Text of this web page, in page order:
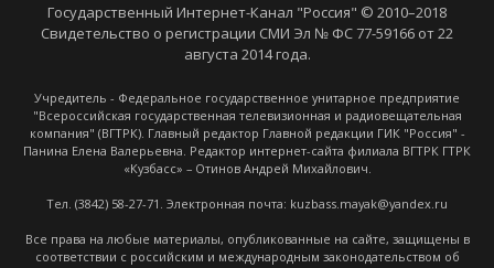
Государственный Интернет-Канал "Россия" © 2010–2018
Свидетельство о регистрации СМИ Эл № ФС 77-59166 от 22
августа 2014 года.
Учредитель - Федеральное государственное унитарное предприятие
"Всероссийская государственная телевизионная и радиовещательная
компания" (ВГТРК). Главный редактор Главной редакции ГИК "Россия" -
Панина Елена Валерьевна. Редактор интернет-сайта филиала ВГТРК ГТРК
«Кузбасс» – Отинов Андрей Михайлович.
Тел. (3842) 58-27-71. Электронная почта: kuzbass.mayak@yandex.ru
Все права на любые материалы, опубликованные на сайте, защищены в
соответствии с российским и международным законодательством об